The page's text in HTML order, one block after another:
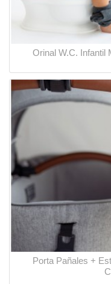
Orinal W.C. Infantil
Porta Pañales +